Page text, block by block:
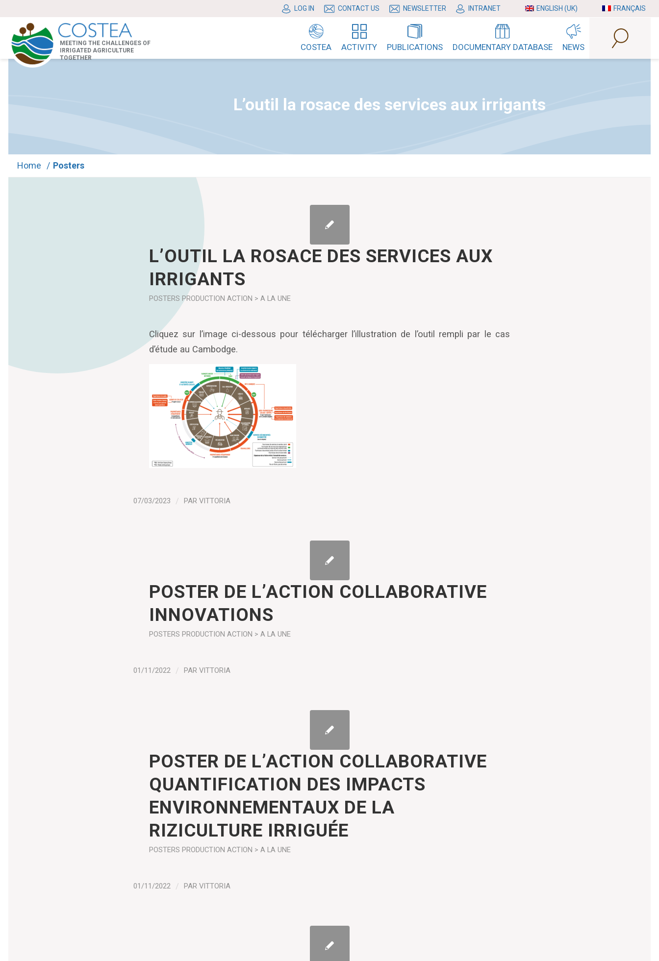
LOG IN CONTACT US NEWSLETTER INTRANET ENGLISH (UK) FRANÇAIS
MEETING THE CHALLENGES OF
IRRIGATED AGRICULTURE
TOGETHER
COSTEA ACTIVITY PUBLICATIONS DOCUMENTARY DATABASE NEWS
L’outil la rosace des services aux irrigants
Home / Posters
L’OUTIL LA ROSACE DES SERVICES AUX
IRRIGANTS
POSTERS PRODUCTION ACTION > A LA UNE
Cliquez sur l’image ci-dessous pour télécharger l’illustration de l’outil rempli par le cas
d’étude au Cambodge.
07/03/2023 / PAR VITTORIA
POSTER DE L’ACTION COLLABORATIVE
INNOVATIONS
POSTERS PRODUCTION ACTION > A LA UNE
01/11/2022 / PAR VITTORIA
POSTER DE L’ACTION COLLABORATIVE
QUANTIFICATION DES IMPACTS
ENVIRONNEMENTAUX DE LA
RIZICULTURE IRRIGUÉE
POSTERS PRODUCTION ACTION > A LA UNE
01/11/2022 / PAR VITTORIA